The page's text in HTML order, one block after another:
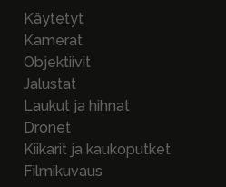
Käytetyt
Kamerat
Objektiivit
Jalustat
Laukut ja hihnat
Dronet
Kiikarit ja kaukoputket
Filmikuvaus